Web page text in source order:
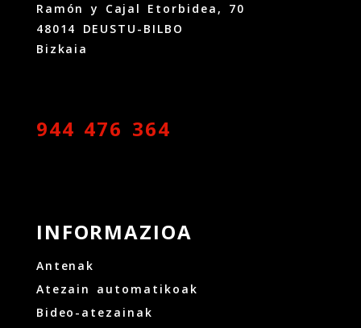
Ramón y Cajal Etorbidea, 70
48014 DEUSTU-BILBO
Bizkaia
944 476 364
INFORMAZIOA
Antenak
Atezain automatikoak
Bideo-atezainak